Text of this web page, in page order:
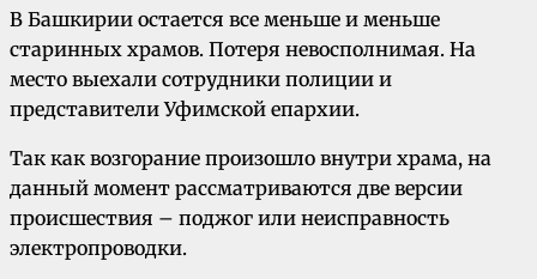
В Башкирии остается все меньше и меньше
старинных храмов. Потеря невосполнимая. На
место выехали сотрудники полиции и
представители Уфимской епархии.
Так как возгорание произошло внутри храма, на
данный момент рассматриваются две версии
происшествия – поджог или неисправность
электропроводки.